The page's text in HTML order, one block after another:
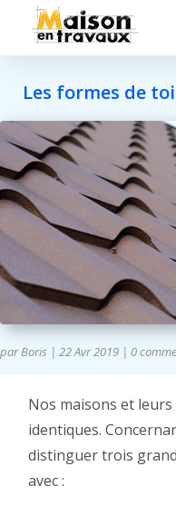
Les formes de
parBoris | 22 Avr 2019 | 0
Nos maisons et
identiques.
distinguer trois
avec :